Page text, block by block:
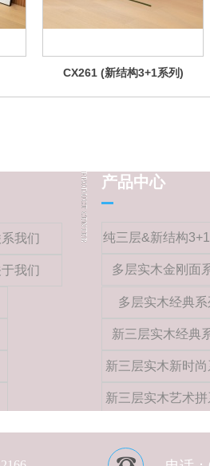
CX261 (新结构3+1系列)
产品中心
纯三层&新结构
多层实木金刚面
多层实木经典系
新三层实木经典
新三层实木新时
新三层实木艺术
我们
我们